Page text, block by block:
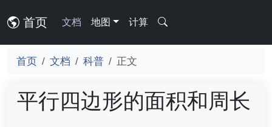
首页 文档 地图 计算
首页 文档 科普 正文
平行四边形的面积和周长